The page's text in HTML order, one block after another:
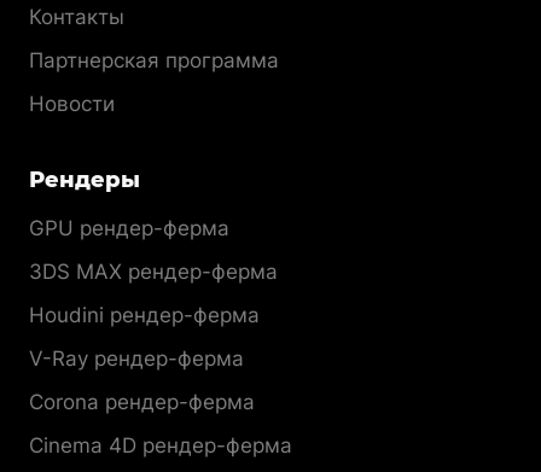
Контакты
Партнерская программа
Новости
Рендеры
GPU рендер-ферма
3DS MAX рендер-ферма
Houdini рендер-ферма
V-Ray рендер-ферма
Corona рендер-ферма
Cinema 4D рендер-ферма